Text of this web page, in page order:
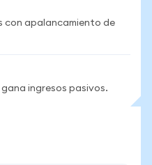
con apalancamiento de
ingresos pasivos.